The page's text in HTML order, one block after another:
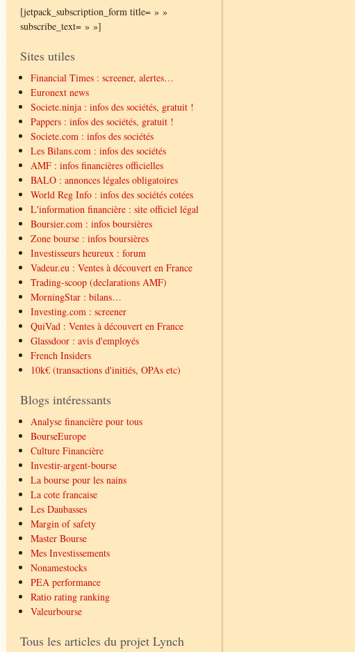
[jetpack_subscription_form title= » »
subscribe_text= » »]
Sites utiles
Financial Times : screener, alertes…
Euronext news
Societe.ninja : infos des sociétés, gratuit !
Pappers : infos des sociétés, gratuit !
Societe.com : infos des sociétés
Les Bilans.com : infos des sociétés
AMF : infos financières officielles
BALO : annonces légales obligatoires
World Reg Info : infos des sociétés cotées
L'information financière : site officiel légal
Boursier.com : infos boursières
Zone bourse : infos boursières
Investisseurs heureux : forum
Vadeur.eu : Ventes à découvert en France
Trading-scoop (declarations AMF)
MorningStar : bilans…
Investing.com : screener
QuiVad : Ventes à découvert en France
Glassdoor : avis d'employés
French Insiders
10k€ (transactions d'initiés, OPAs etc)
Blogs intéressants
Analyse financière pour tous
BourseEurope
Culture Financière
Investir-argent-bourse
La bourse pour les nains
La cote francaise
Les Daubasses
Margin of safety
Master Bourse
Mes Investissements
Nonamestocks
PEA performance
Ratio rating ranking
Valeurbourse
Tous les articles du projet Lynch